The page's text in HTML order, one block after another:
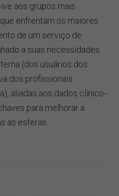
aos grupos mais
enfrentam os maiores
de um serviço de
a suas necessidades.
(dos usuários dos
dos profissionais
aliadas aos dados clínico-
para melhorar a
as esferas.